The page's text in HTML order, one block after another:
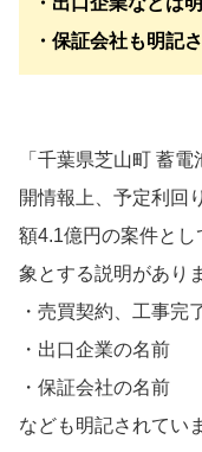
・保証会社も明記
「千葉県芝山町 蓄
開情報上、予定利回
額4.1億円の案件と
象とする説明があり
・売買契約、工事完
・出口企業の名前
・保証会社の名前
なども明記されてい